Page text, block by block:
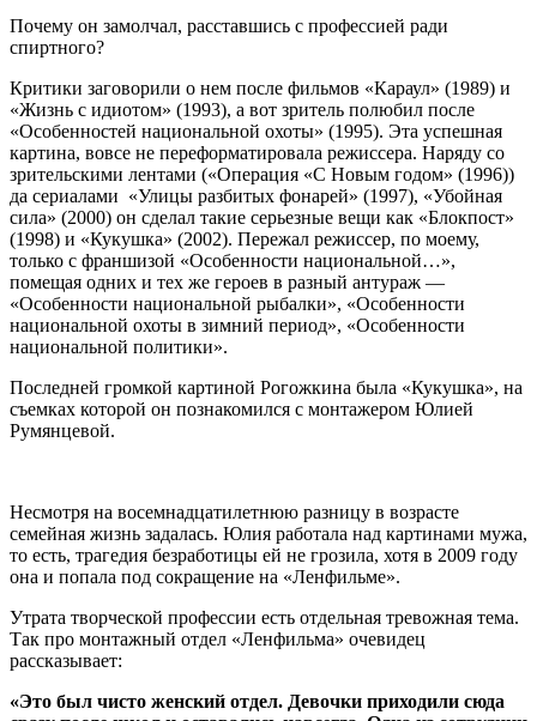
Почему он замолчал, расставшись с профессией ради
спиртного?
Критики заговорили о нем после фильмов «Караул» (1989) и
«Жизнь с идиотом» (1993), а вот зритель полюбил после
«Особенностей национальной охоты» (1995). Эта успешная
картина, вовсе не переформатировала режиссера. Наряду со
зрительскими лентами («Операция «С Новым годом» (1996))
да сериалами «Улицы разбитых фонарей» (1997), «Убойная
сила» (2000) он сделал такие серьезные вещи как «Блокпост»
(1998) и «Кукушка» (2002). Пережал режиссер, по моему,
только с франшизой «Особенности национальной…»,
помещая одних и тех же героев в разный антураж —
«Особенности национальной рыбалки», «Особенности
национальной охоты в зимний период», «Особенности
национальной политики».
Последней громкой картиной Рогожкина была «Кукушка», на
съемках которой он познакомился с монтажером Юлией
Румянцевой.
Несмотря на восемнадцатилетнюю разницу в возрасте
семейная жизнь задалась. Юлия работала над картинами мужа,
то есть, трагедия безработицы ей не грозила, хотя в 2009 году
она и попала под сокращение на «Ленфильме».
Утрата творческой профессии есть отдельная тревожная тема.
Так про монтажный отдел «Ленфильма» очевидец
рассказывает:
«Это был чисто женский отдел. Девочки приходили сюда